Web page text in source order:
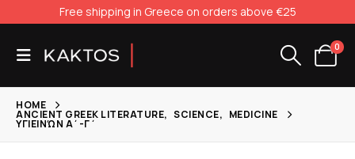
Free shipping in Greece on orders above €25
0
HOME
ANCIENT GREEK LITERATURE, SCIENCE, MEDICINE
ΥΓΙΕΙΝΏΝ Α΄-Γ΄